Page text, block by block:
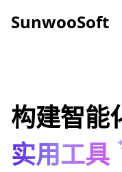
SunwooSoft
SunwooSoft
多格式支持，高级
视频转换器
支持所有主流视频
构建智能
实用工具